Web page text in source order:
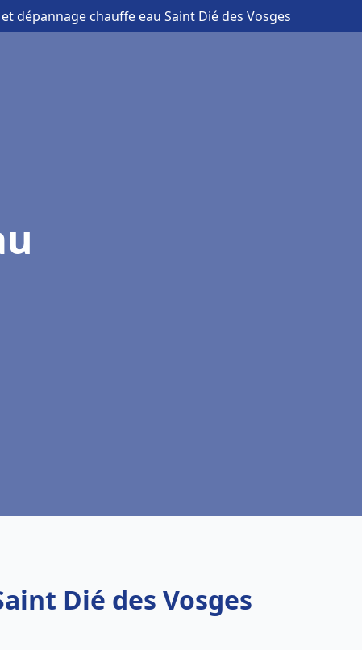
dépannage chauffe eau Saint Dié des Vosges
Dié des Vosges